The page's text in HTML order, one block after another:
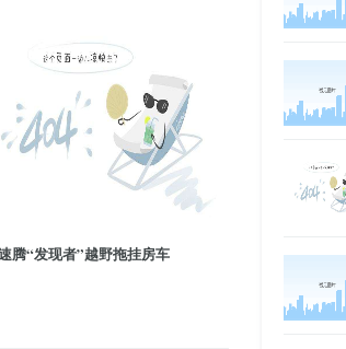
腾“发现者”越野拖挂房车